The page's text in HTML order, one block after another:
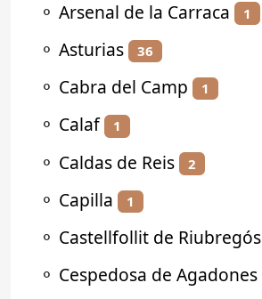
⚬ Arsenal de la Carraca 1
⚬ Asturias 36
⚬ Cabra del Camp 1
⚬ Calaf 1
⚬ Caldas de Reis 2
⚬ Capilla 1
⚬ Castellfollit de Riubregós
⚬ Cespedosa de Agadones